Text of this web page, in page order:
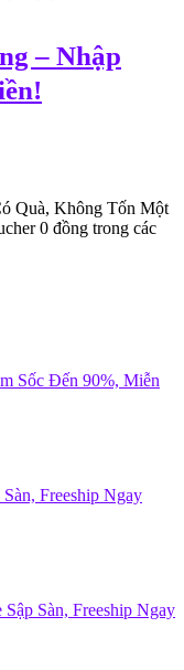
– Nhập
Quà, Không Tốn Một
0 đồng trong các
Sốc Đến 90%, Miễn
Freeship Ngay
Sàn, Freeship Ngay